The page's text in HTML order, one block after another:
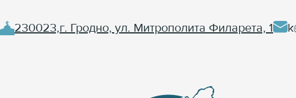
230023,г. Гродно, ул. Митрополита Филарета, 1